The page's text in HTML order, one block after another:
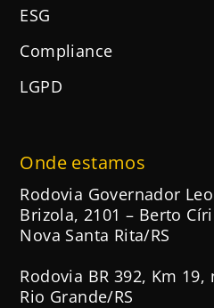
ESG
Compliance
LGPD
Onde estamos
Rodovia Governador
Brizola, 2101 – Berto
Nova Santa Rita/RS
Rodovia BR 392, Km 19,
Rio Grande/RS